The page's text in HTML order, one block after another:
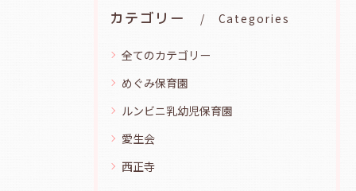
カテゴリー Categories
全てのカテゴリー
めぐみ保育園
ルンビニ乳幼児保育園
愛生会
西正寺